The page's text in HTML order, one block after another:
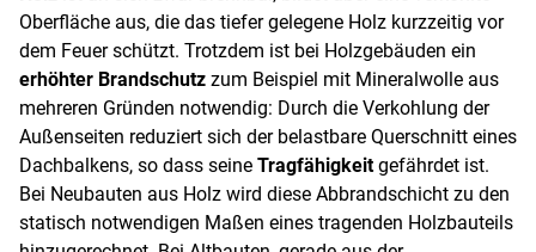
Oberfläche aus, die das tiefer gelegene Holz kurzzeitig vor
dem Feuer schützt. Trotzdem ist bei Holzgebäuden ein
erhöhter Brandschutz zum Beispiel mit Mineralwolle aus
mehreren Gründen notwendig: Durch die Verkohlung der
Außenseiten reduziert sich der belastbare Querschnitt eines
Dachbalkens, so dass seine Tragfähigkeitgefährdet ist.
Bei Neubauten aus Holz wird diese Abbrandschicht zu den
statisch notwendigen Maßen eines tragenden Holzbauteils